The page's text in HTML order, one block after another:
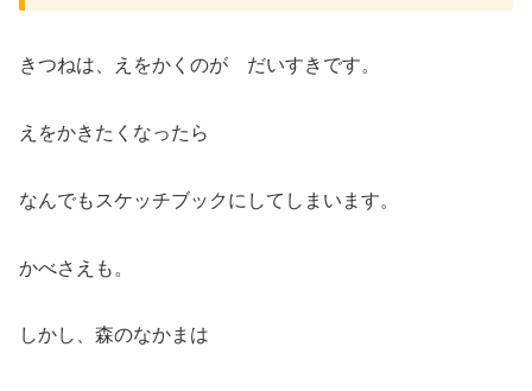
きつねは、えをかくのが だいすきです。
えをかきたくなったら
なんでもスケッチブックにしてしまいます。
かべさえも。
しかし、森のなかまは